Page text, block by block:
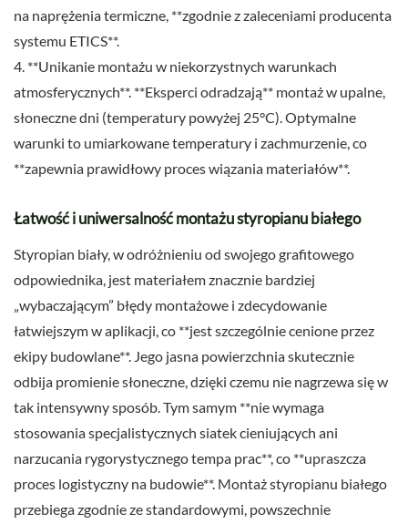
na naprężenia termiczne, **zgodnie z zaleceniami producenta
systemu ETICS**.
4. **Unikanie montażu w niekorzystnych warunkach
atmosferycznych**. **Eksperci odradzają** montaż w upalne,
słoneczne dni (temperatury powyżej 25°C). Optymalne
warunki to umiarkowane temperatury i zachmurzenie, co
**zapewnia prawidłowy proces wiązania materiałów**.
Łatwość i uniwersalność montażu styropianu białego
Styropian biały, w odróżnieniu od swojego grafitowego
odpowiednika, jest materiałem znacznie bardziej
„wybaczającym” błędy montażowe i zdecydowanie
łatwiejszym w aplikacji, co **jest szczególnie cenione przez
ekipy budowlane**. Jego jasna powierzchnia skutecznie
odbija promienie słoneczne, dzięki czemu nie nagrzewa się w
tak intensywny sposób. Tym samym **nie wymaga
stosowania specjalistycznych siatek cieniujących ani
narzucania rygorystycznego tempa prac**, co **upraszcza
proces logistyczny na budowie**. Montaż styropianu białego
przebiega zgodnie ze standardowymi, powszechnie